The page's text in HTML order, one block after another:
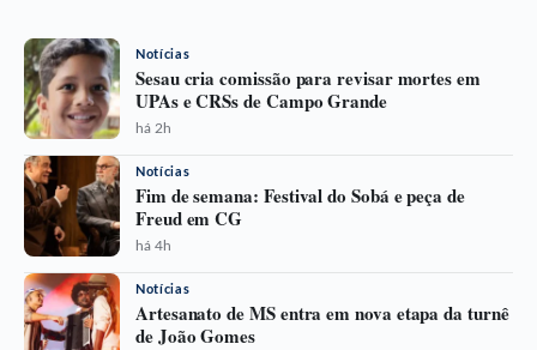
Notícias
Sesau cria comissão para revisar mortes em
UPAs e CRSs de Campo Grande
há 2h
Notícias
Fim de semana: Festival do Sobá e peça de
Freud em CG
há 4h
Notícias
Artesanato de MS entra em nova etapa da turnê
de João Gomes